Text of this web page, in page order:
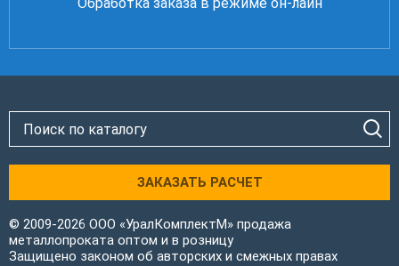
ЗАКАЗАТЬ РАСЧЕТ
© 2009-2026 ООО «УралКомплектМ» продажа
металлопроката оптом и в розницу
Защищено законом об авторских и смежных правах